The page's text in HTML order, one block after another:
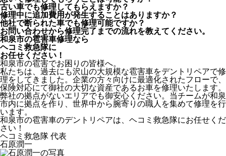
古い車でも修理してもらえますか？
修理中に追加費用が発生することはありますか？
他社で断られた車でも修理可能ですか？
お問い合わせから修理完了までの流れを教えてください。
和泉市の雹害車修理なら
ヘコミ救急隊に
お任せください！
和泉市の雹害でお困りの皆様へ。
私たちは、過去にも沢山の大規模な雹害車をデントリペアで修
理をしてきました。企業の方々向けに最適化されたフローで、
保険対応にて御社の大切な資産であるお車を修理いたします。
弊社の拠点がないエリアでも御安心ください。当チームが和泉
市内に拠点を作り、世界中から腕寄りの職人を集めて修理を行
います。
和泉市の雹害車のデントリペアは、ヘコミ救急隊にお任せくだ
さい！
ヘコミ救急隊 代表
石原潤一